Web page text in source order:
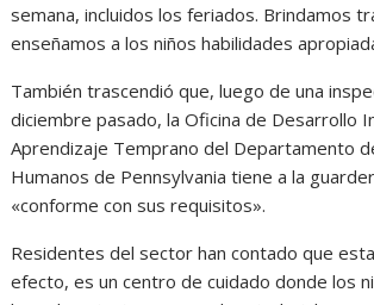
semana, incluidos los feriados. Brindamos
enseñamos a los niños habilidades
También trascendió que, luego de una
diciembre pasado, la Oficina de Desarrollo
Aprendizaje Temprano del Departamento
Humanos de Pennsylvania tiene a la
«conforme con sus requisitos».
Residentes del sector han contado que
efecto, es un centro de cuidado donde los